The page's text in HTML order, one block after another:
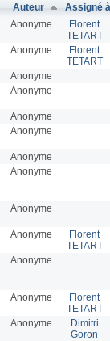
Auteur Assigné à
Anonyme
Florent
TETART
Anonyme
Florent
TETART
Anonyme
Anonyme
Anonyme
Anonyme
Anonyme
Anonyme
Anonyme
Anonyme
Florent
TETART
Anonyme
Anonyme
Florent
TETART
Anonyme
Dimitri
Goron